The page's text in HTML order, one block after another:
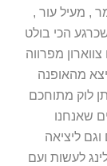
, מעיל עור ,
הכי בולט
מפרווה
יצא מהאופנה
לוק מתוחכם
שאנחנו
וגם ליציאה
לעשות ועם